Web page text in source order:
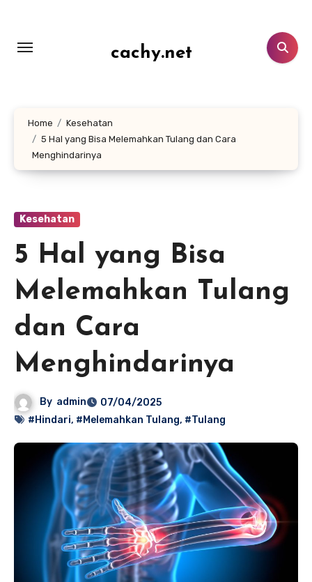
konten
cachy.net
Home
Kesehatan
5 Hal yang Bisa Melemahkan Tulang dan Cara
Menghindarinya
Kesehatan
5 Hal yang Bisa
Melemahkan Tulang
dan Cara
Menghindarinya
By admin
07/04/2025
#Hindari, #Melemahkan Tulang, #Tulang